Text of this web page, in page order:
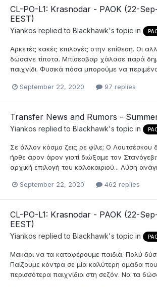
CL-PO-L1: Krasnodar - PAOK (22-
EEST)
Yiankos replied to Blackhawk's topic in
Αρκετές κακές επιλογές στην επίθεση. Οι
δώσανε τίποτα. Μπίσεσβαρ χάλασε παρά
παιχνίδι. Φυσικά πόσα μπορούμε να
September 22, 2020 97 replies
Transfer News and Rumors -
Yiankos replied to Blackhawk's topic in
Σε άλλον κόσμο ζεις ρε φίλε; Ο Λουτσέσκου
ήρθε άρον άρον γιατί διώξαμε τον
αρχική επιλογή του καλοκαιριού... Λύση
September 22, 2020 462 replies
CL-PO-L1: Krasnodar - PAOK (22-
EEST)
Yiankos replied to Blackhawk's topic in
Μακάρι να τα καταφέρουμε παιδιά. Πολύ
Παίζουμε κόντρα σε μία καλύτερη ομάδα που
περισσότερα παιχνίδια στη σεζόν. Να τα